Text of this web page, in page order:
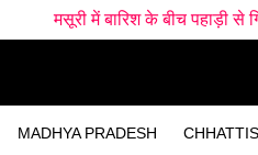
MADHYA PRADESH
बारिश के बीच पहाड़ी से गिरे बोल्डर,